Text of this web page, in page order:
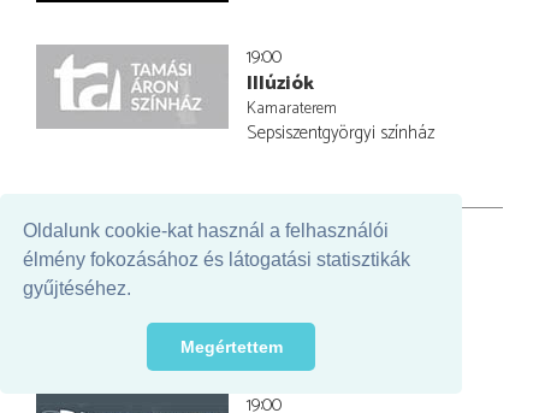
Oldalunk cookie-kat használ a felhasználói
élmény fokozásához és látogatási statisztikák
gyűjtéséhez.
Megértettem
19:00
Illúziók
Kamaraterem
Sepsiszentgyörgyi színház
2022 június 21.
19:00
Egri Tánctagozat
19:00